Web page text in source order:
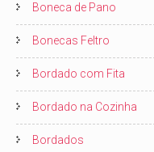
Boneca de Pano
Bonecas Feltro
Bordado com Fita
Bordado na Cozinha
Bordados